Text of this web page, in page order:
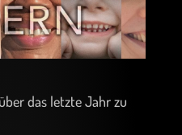
das letzte Jahr zu